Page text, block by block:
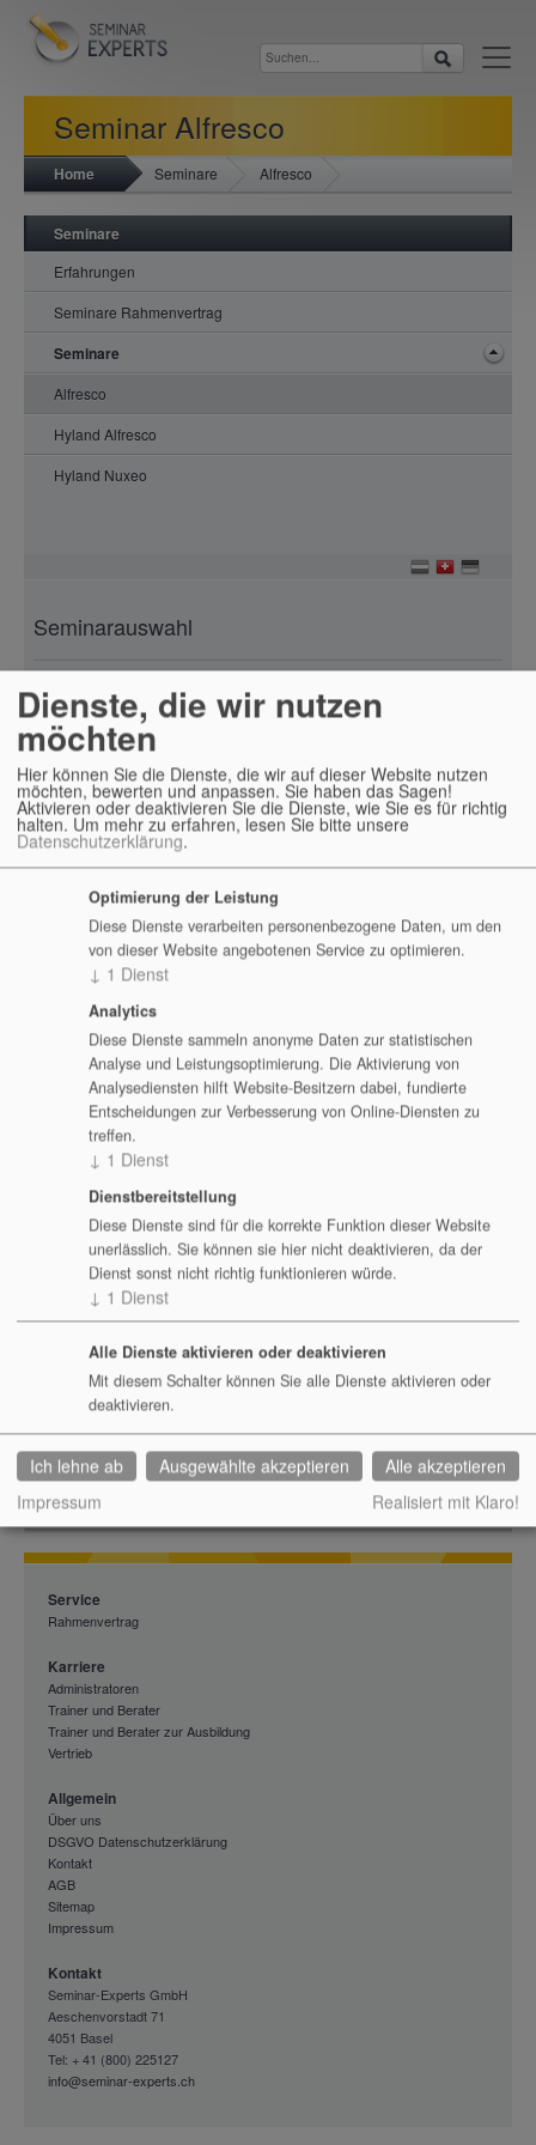
Seminar Alfresco
Home Seminare Alfresco
Seminarauswahl
Hyland Alfresco
Hyland Nuxeo
Seminarorte:
Basel Bern Luzern Sankt Gallen Winterthur Zürich
Durchführungsgarantie für jedes Training:
ja, ab 2 Teilnehmern
Öffentlich, Webinar, Inhaus, Workshop:
ja, sehr gerne
Unterlage im Seminar:
ja, auf Datenträger oder Download
ja, selbstverständlich
Seminare
Erfahrungen
Seminare Rahmenvertrag
Seminare
Alfresco
Hyland Alfresco
Hyland Nuxeo
Seminare als Stream
Service
Rahmenvertrag
Karriere
Administratoren
Trainer und Berater
Trainer und Berater zur Ausbildung
Vertrieb
Allgemein
Über uns
DSGVO Datenschutzerklärung
Kontakt
AGB
Sitemap
Impressum
Kontakt
Seminar-Experts GmbH
Aeschenvorstadt 71
4051 Basel
Tel: + 41 (800) 225127
info@seminar-experts.ch
Dienste, die wir nutzen
möchten
Hier können Sie die Dienste, die wir auf dieser Website nutzen
möchten, bewerten und anpassen. Sie haben das Sagen!
Aktivieren oder deaktivieren Sie die Dienste, wie Sie es für richtig
halten. Um mehr zu erfahren, lesen Sie bitte unsere
Datenschutzerklärung.
Optimierung der Leistung
Diese Dienste verarbeiten personenbezogene Daten, um den
von dieser Website angebotenen Service zu optimieren.
↓ 1 Dienst
Analytics
Diese Dienste sammeln anonyme Daten zur statistischen
Analyse und Leistungsoptimierung. Die Aktivierung von
Analysediensten hilft Website-Besitzern dabei, fundierte
Entscheidungen zur Verbesserung von Online-Diensten zu
treffen.
↓ 1 Dienst
Dienstbereitstellung
Diese Dienste sind für die korrekte Funktion dieser Website
unerlässlich. Sie können sie hier nicht deaktivieren, da der
Dienst sonst nicht richtig funktionieren würde.
↓ 1 Dienst
Alle Dienste aktivieren oder deaktivieren
Mit diesem Schalter können Sie alle Dienste aktivieren oder
deaktivieren.
Ich lehne ab Ausgewählte akzeptieren
Alle akzeptieren
Impressum
Realisiert mit Klaro!